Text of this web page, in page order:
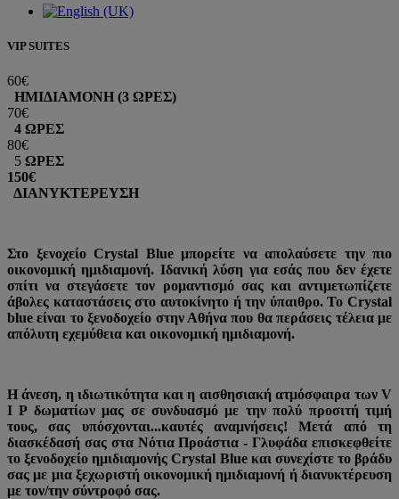
VIP SUITES
60€
ΗΜΙΔΙΑΜΟΝΗ (3 ΩΡΕΣ)
70€
4 ΩΡΕΣ
80€
5 ΩΡΕΣ
150€
ΔΙΑΝΥΚΤΕΡΕΥΣΗ
Στο ξενοχείο Crystal Blue μπορείτε να απολαύσετε την πιο
οικονομική ημιδιαμονή. Ιδανική λύση για εσάς που δεν έχετε
σπίτι να στεγάσετε τον ρομαντισμό σας και αντιμετωπίζετε
άβολες καταστάσεις στο αυτοκίνητο ή την ύπαιθρο. Το Crystal
blue είναι το ξενοδοχείο στην Αθήνα που θα περάσεις τέλεια με
απόλυτη εχεμύθεια και οικονομική ημιδιαμονή.
Η άνεση, η ιδιωτικότητα και η αισθησιακή ατμόσφαιρα των V
I P δωματίων μας σε συνδυασμό με την πολύ προσιτή τιμή
τους, σας υπόσχονται...καυτές αναμνήσεις! Μετά από τη
διασκέδασή σας στα Νότια Προάστια - Γλυφάδα επισκεφθείτε
το ξενοδοχείο ημιδιαμονής Crystal Blue και συνεχίστε το βράδυ
σας με μια ξεχωριστή οικονομική ημιδιαμονή ή διανυκτέρευση
με τον/την σύντροφό σας.